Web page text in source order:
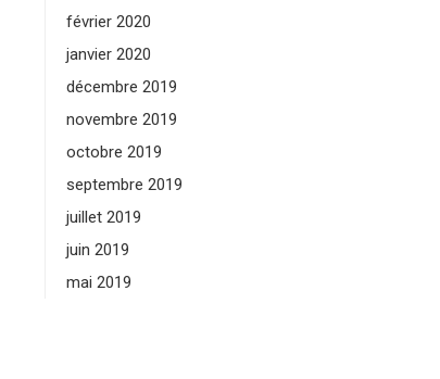
février 2020
janvier 2020
décembre 2019
novembre 2019
octobre 2019
septembre 2019
juillet 2019
juin 2019
mai 2019